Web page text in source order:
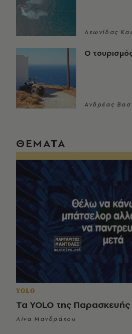
Λεωνίδας
Ο
Ανδρέας
ΘΕΜΑΤΑ
YOLO
Τα YOLO της
Λίνα Μανδράκου